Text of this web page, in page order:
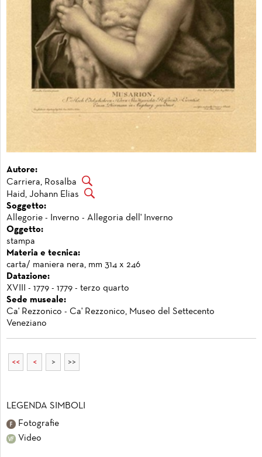
Autore:
Carriera, Rosalba
Haid, Johann Elias
Soggetto:
Allegorie - Inverno - Allegoria dell' Inverno
Oggetto:
stampa
Materia e tecnica:
carta/ maniera nera, mm 314 x 246
Datazione:
XVIII - 1779 - 1779 - terzo quarto
Sede museale:
Ca' Rezzonico - Ca' Rezzonico, Museo del Settecento
Veneziano
<< < > >>
LEGENDA SIMBOLI
Fotografie
Video